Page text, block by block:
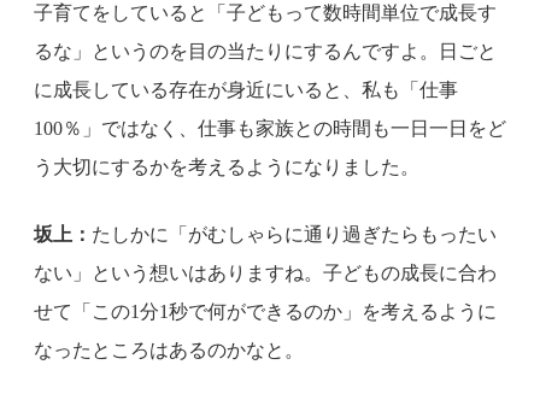
子育てをしていると「子どもって数時間単位で成長す
るな」というのを目の当たりにするんですよ。日ごと
に成長している存在が身近にいると、私も「仕事
100％」ではなく、仕事も家族との時間も一日一日をど
う大切にするかを考えるようになりました。
坂上： たしかに「がむしゃらに通り過ぎたらもったい
ない」という想いはありますね。子どもの成長に合わ
せて「この1分1秒で何ができるのか」を考えるように
なったところはあるのかなと。